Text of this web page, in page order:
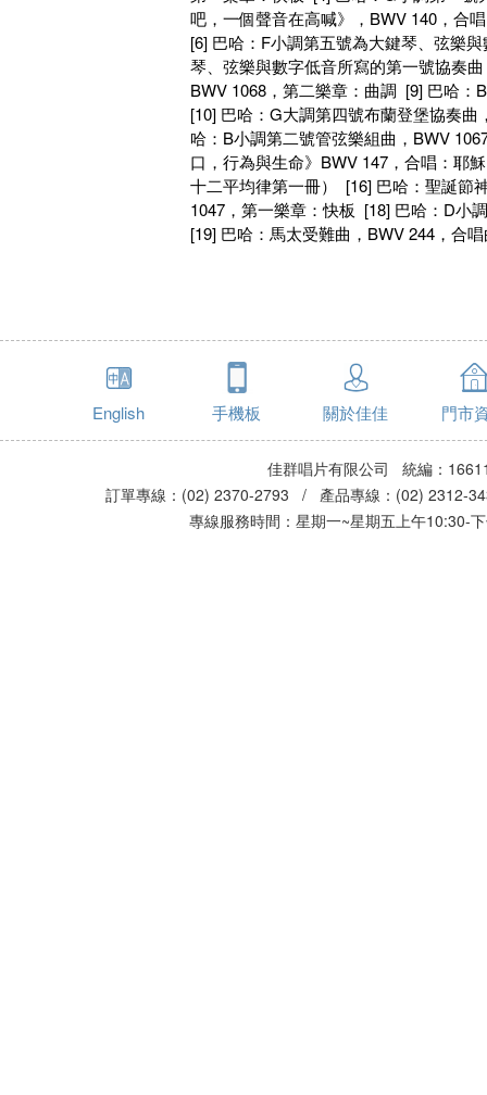
吧，一個聲音在高喊》，BWV 140，合
[6] 巴哈：F小調第五號為大鍵琴、弦樂
琴、弦樂與數字低音所寫的第一號協奏
BWV 1068，第二樂章：曲調 [9] 巴哈：
[10] 巴哈：G大調第四號布蘭登堡協奏
哈：B小調第二號管弦樂組曲，BWV
口，行為與生命》BWV 147，合唱：耶
十二平均律第一冊） [16] 巴哈：聖誕節
1047，第一樂章：快板 [18] 巴哈：D小
[19] 巴哈：馬太受難曲，BWV 244，合
English 手機板 關於佳佳 門市
佳群唱片有限公司 統編：
訂單專線：(02) 2370-2793 / 產品專線：(02)
專線服務時間：星期一~星期五上午10:30-